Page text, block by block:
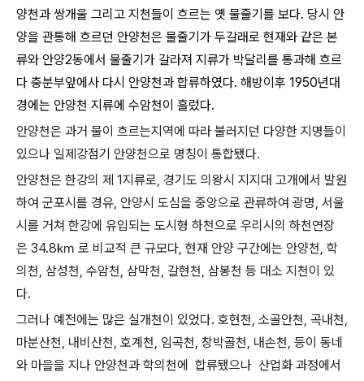
양천과 쌍개울 그리고 지천들이 흐르는 옛 물줄기를 보다. 당시 안
양을 관통해 흐르던 안양천은 물줄기가 두갈래로 현재와 같은 본
류와 안양2동에서 물줄기가 갈라져 지류가 박달리를 통과해 흐르
다 충분부앞에사 다시 안양천과 합류하였다. 해방이후 1950년대
경에는 안양천 지류에 수암천이 흘렀다.
안양천은 과거 물이 흐르는지역에 따라 불러지던 다양한 지명들이
있으나 일제강점기 안양천으로 명칭이 통합됐다.
안양천은 한강의 제 1지류로, 경기도 의왕시 지지대 고개에서 발원
하여 군포시를 경유, 안양시 도심을 중앙으로 관류하여 광명, 서울
시를 거쳐 한강에 유입되는 도시형 하천으로 우리시의 하천연장
은 34.8㎞ 로 비교적 큰 규모다, 현재 안양 구간에는 안양천, 학
의천, 삼성천, 수암천, 삼막천, 갈현천, 삼봉천 등 대소 지천이 있
다.
그러나 예전에는 많은 실개천이 있었다. 호현천, 소골안천, 곡내천,
마분산천, 내비산천, 호계천, 임곡천, 창박골천, 내손천, 등이 동네
와 마을을 지나 안양천과 학의천에 합류됐으나 산업화 과정에서